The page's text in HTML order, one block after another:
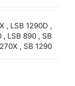
, LSB 1290D ,
, LSB 890 , SB
, SB 1290